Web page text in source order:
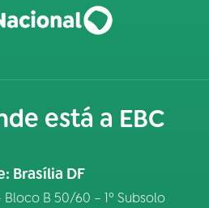
está a EBC
Brasília DF
Bloco B 50/60 – 1º Subsolo